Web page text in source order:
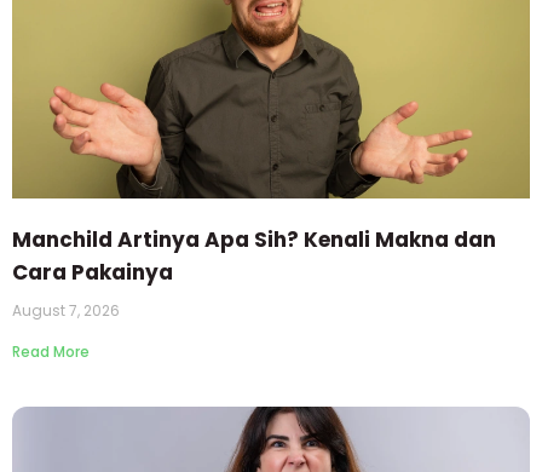
Manchild Artinya Apa Sih? Kenali Makna dan
Cara Pakainya
August 7, 2026
Read More